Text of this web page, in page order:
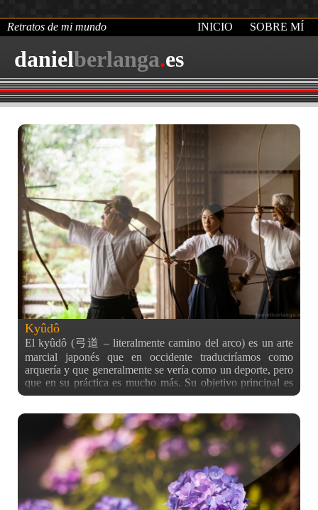
danielberlanga.es
Retratos de mi mundo INICIO SOBRE MÍ
Kyûdô
El kyûdô (弓道 – literalmente camino del arco) es un arte
marcial japonés que en occidente traduciríamos como
arquería y que generalmente se vería como un deporte, pero
que en su práctica es mucho más. Su objetivo principal es
alcanzar el llamado seisha seichû (正射正中) o el golpe
espiritual para conseguir acertar el objetivo con la flecha
cuando el espiritu y el balance del tiro son correctos. Se
practica con el yumi (弓) o arco japonés, el cual suele ser
más alto que su portador, alcanzando los 2 metros
aproximadamente. Tradicionalmente suele estar hecho de
bambú, madera y piel, aunque muchas veces los
principiantes usan arcos sintéticos. La flecha (矢 – ya), está